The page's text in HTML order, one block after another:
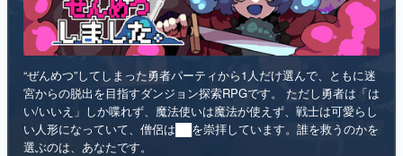
“ぜんめつ”してしまった勇者パーティから1人だけ選んで、ともに迷
宮からの脱出を目指すダンジョン探索RPGです。 ただし勇者は「は
い/いいえ」しか喋れず、魔法使いは魔法が使えず、戦士は可愛らし
い人形になっていて、僧侶は██を崇拝しています。誰を救うのかを
選ぶのは、あなたです。